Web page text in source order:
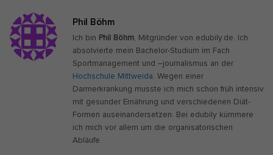
Phil Böhm
Ich bin Phil Böhm , Mitgründer von edubily.de. Ich
absolvierte mein Bachelor-Studium im Fach
Sportmanagement und –journalismus an der
Hochschule Mittweida . Wegen einer
Darmerkrankung musste ich mich schon früh intensiv
mit gesunder Ernährung und verschiedenen Diät-
Formen auseinandersetzen. Bei edubily kümmere
ich mich vor allem um die organisatorischen
Abläufe.